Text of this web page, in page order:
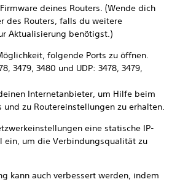
deines Routers. (Wende dich
des Routers, falls du weitere
Aktualisierung benötigst.)
folgende Ports zu öffnen.
3479, 3480 und UDP: 3478, 3479,
Internetanbieter, um Hilfe beim
und zu Routereinstellungen zu erhalten.
eine statische IP-
ein, um die Verbindungsqualität zu
kann auch verbessert werden, indem